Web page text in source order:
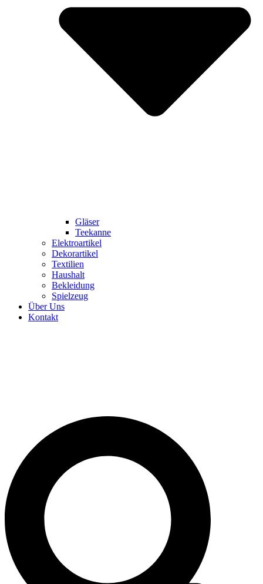
Gläser
Teekanne
Elektroartikel
Dekorartikel
Textilien
Haushalt
Bekleidung
Spielzeug
Über Uns
Kontakt